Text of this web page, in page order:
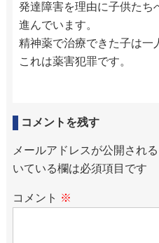
発達障害を理由に子供たち
進んでいます。
精神薬で治療できた子は一
これは薬害犯罪です。
コメントを残す
メールアドレスが公開され
いている欄は必須項目です
コメント ※